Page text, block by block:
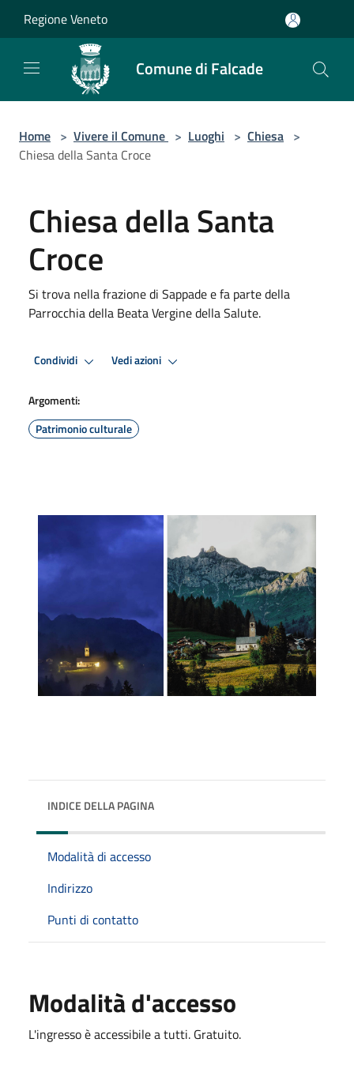
Regione Veneto
Comune di Falcade
Home > Vivere il Comune > Luoghi > Chiesa >
Chiesa della Santa Croce
Chiesa della Santa
Croce
Si trova nella frazione di Sappade e fa parte della
Parrocchia della Beata Vergine della Salute.
Condividi Vedi azioni
Argomenti:
Patrimonio culturale
INDICE DELLA PAGINA
Modalità di accesso
Indirizzo
Punti di contatto
Modalità d'accesso
L'ingresso è accessibile a tutti. Gratuito.